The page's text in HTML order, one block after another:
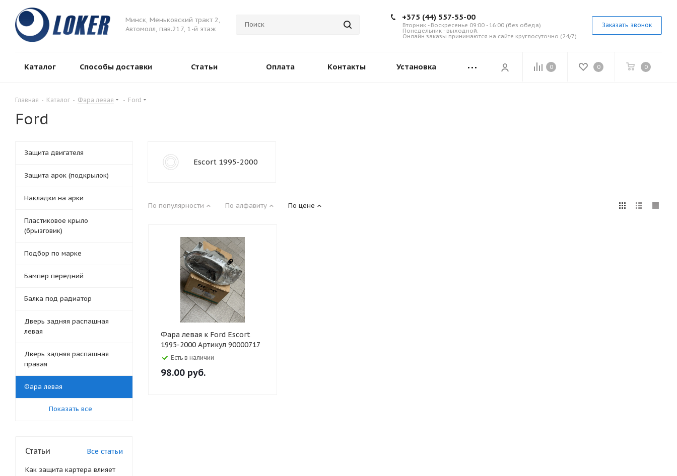
Минск, Меньковский тракт 2,
Автомолл, пав.217, 1-й этаж
+375 (44) 557-55-00
Вторник - Воскресенье 09:00 - 16:00 (без обеда)
Понедельник - выходной.
Онлайн заказы принимаются на сайте круглосуточно (24/7)
Заказать звонок
0 0 0
Каталог Способы доставки Статьи Оплата Контакты Установка
Главная - Каталог - Фара левая - Ford
Ford
Escort 1995-2000
По популярности По алфавиту По цене
Фара левая к Ford Escort
1995-2000 Артикул 90000717
Есть в наличии
98.00 руб.
Защита двигателя
Защита арок (подкрылок)
Накладки на арки
Пластиковое крыло
(брызговик)
Подбор по марке
Бампер передний
Балка под радиатор
Дверь задняя распашная
левая
Дверь задняя распашная
правая
Фара левая
Показать все
Статьи Все статьи
Как защита картера влияет